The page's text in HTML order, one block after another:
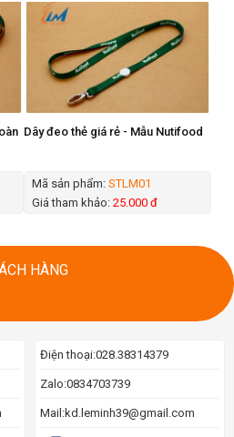
Dây đeo thẻ giá rẻ - Mẫu Nutifood
Mã sản phẩm: STLM01
Giá tham khảo: 25.000 đ
HÀNG
Điện thoại:028.38314379
Zalo:0834703739
Mail:kd.leminh39@gmail.com